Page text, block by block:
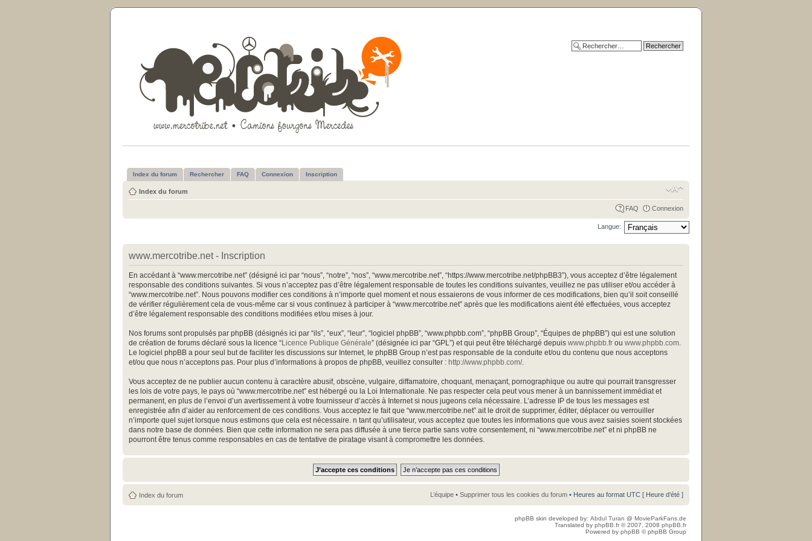
Index du forum Rechercher FAQ Connexion Inscription
Index du forum
FAQ Connexion
Langue:
www.mercotribe.net - Inscription
En accédant à “www.mercotribe.net” (désigné ici par “nous”, “notre”, “nos”, “www.mercotribe.net”, “https://www.mercotribe.net/phpBB3”), vous acceptez d’être légalement
responsable des conditions suivantes. Si vous n’acceptez pas d’être légalement responsable de toutes les conditions suivantes, veuillez ne pas utiliser et/ou accéder à
“www.mercotribe.net”. Nous pouvons modifier ces conditions à n’importe quel moment et nous essaierons de vous informer de ces modifications, bien qu’il soit conseillé
de vérifier régulièrement cela de vous-même car si vous continuez à participer à “www.mercotribe.net” après que les modifications aient été effectuées, vous acceptez
d’être légalement responsable des conditions modifiées et/ou mises à jour.
Nos forums sont propulsés par phpBB (désignés ici par “ils”, “eux”, “leur”, “logiciel phpBB”, “www.phpbb.com”, “phpBB Group”, “Équipes de phpBB”) qui est une solution
de création de forums déclaré sous la licence “Licence Publique Générale” (désignée ici par “GPL”) et qui peut être téléchargé depuis www.phpbb.fr ou www.phpbb.com
Le logiciel phpBB a pour seul but de faciliter les discussions sur Internet, le phpBB Group n’est pas responsable de la conduite et/ou du contenu que nous acceptons
et/ou que nous n’acceptons pas. Pour plus d’informations à propos de phpBB, veuillez consulter : http://www.phpbb.com/.
Vous acceptez de ne publier aucun contenu à caractère abusif, obscène, vulgaire, diffamatoire, choquant, menaçant, pornographique ou autre qui pourrait transgresser
les lois de votre pays, le pays où “www.mercotribe.net” est hébergé ou la Loi Internationale. Ne pas respecter cela peut vous mener à un bannissement immédiat et
permanent, en plus de l’envoi d’un avertissement à votre fournisseur d’accès à Internet si nous jugeons cela nécessaire. L’adresse IP de tous les messages est
enregistrée afin d’aider au renforcement de ces conditions. Vous acceptez le fait que “www.mercotribe.net” ait le droit de supprimer, éditer, déplacer ou verrouiller
n’importe quel sujet lorsque nous estimons que cela est nécessaire. n tant qu’utilisateur, vous acceptez que toutes les informations que vous avez saisies soient stockées
dans notre base de données. Bien que cette information ne sera pas diffusée à une tierce partie sans votre consentement, ni “www.mercotribe.net” et ni phpBB ne
pourront être tenus comme responsables en cas de tentative de piratage visant à compromettre les données.
Index du forum L’équipe • Supprimer tous les cookies du forum • Heures au format UTC [ Heure d’été ]
phpBB skin developed by: Abdul Turan @ MovieParkFans.de
Translated by phpBB.fr © 2007, 2008 phpBB.fr
Powered by phpBB © phpBB Group